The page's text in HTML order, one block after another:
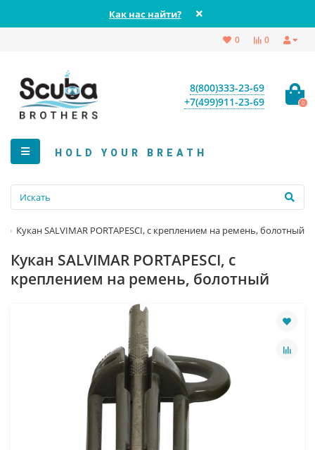
Как нас найти?
0
0
8(800)333-23-69
+7(499)911-23-69
0
HOLD YOUR BREATH
Кукан SALVIMAR PORTAPESCI, с креплением на ремень, болотный
Кукан SALVIMAR PORTAPESCI, с
креплением на ремень, болотный